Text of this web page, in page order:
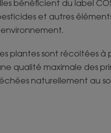
bénéficient du label
et autres
plantes sont récoltées
qualité maximale des
naturellement au